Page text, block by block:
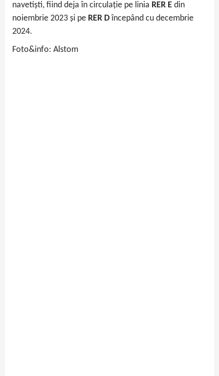
navetiști, fiind deja în circulație pe linia RER E din
noiembrie 2023 și pe RER Dîncepând cu decembrie
2024.
Foto&info: Alstom